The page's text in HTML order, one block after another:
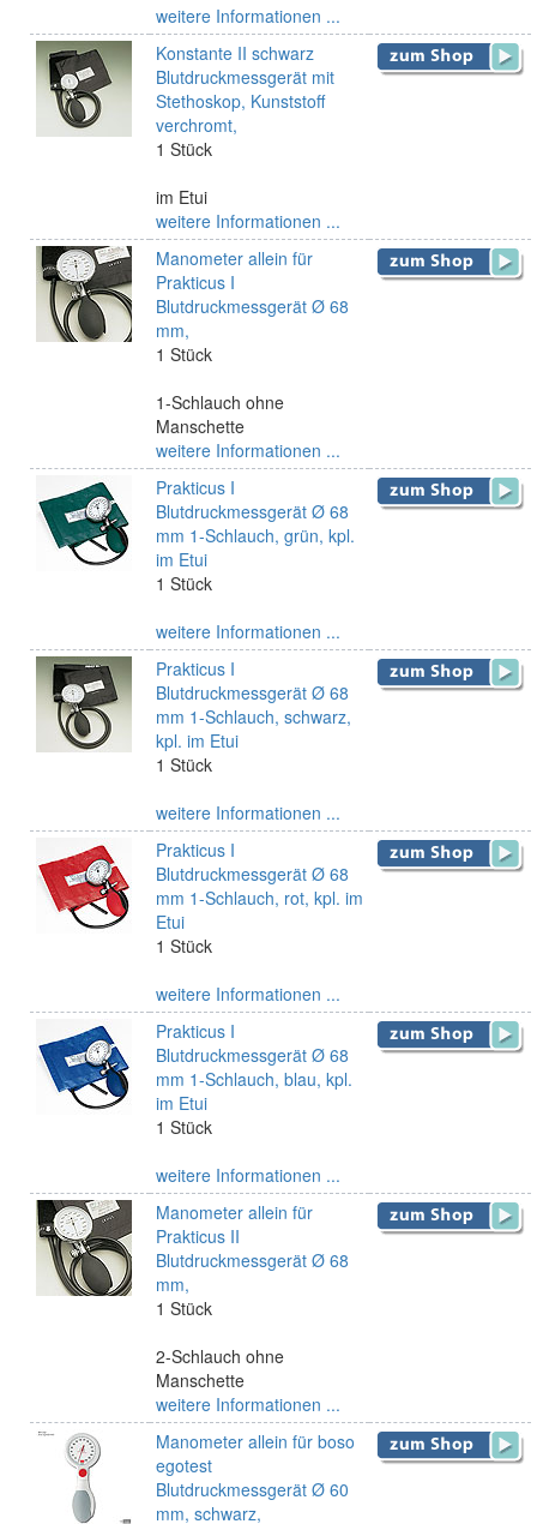
weitere Informationen ...
Konstante II schwarz
Blutdruckmessgerät mit
Stethoskop, Kunststoff
verchromt,
1 Stück
im Etui
weitere Informationen ...
Manometer allein für
Prakticus I
Blutdruckmessgerät Ø 68
mm,
1 Stück
1-Schlauch ohne
Manschette
weitere Informationen ...
Prakticus I
Blutdruckmessgerät Ø 68
mm 1-Schlauch, grün, kpl.
im Etui
1 Stück
weitere Informationen ...
Prakticus I
Blutdruckmessgerät Ø 68
mm 1-Schlauch, schwarz,
kpl. im Etui
1 Stück
weitere Informationen ...
Prakticus I
Blutdruckmessgerät Ø 68
mm 1-Schlauch, rot, kpl. im
Etui
1 Stück
weitere Informationen ...
Prakticus I
Blutdruckmessgerät Ø 68
mm 1-Schlauch, blau, kpl.
im Etui
1 Stück
weitere Informationen ...
Manometer allein für
Prakticus II
Blutdruckmessgerät Ø 68
mm,
1 Stück
2-Schlauch ohne
Manschette
weitere Informationen ...
Manometer allein für boso
egotest
Blutdruckmessgerät Ø 60
mm, schwarz,